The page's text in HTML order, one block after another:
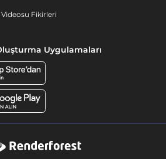
Fikirleri
Uygulamaları